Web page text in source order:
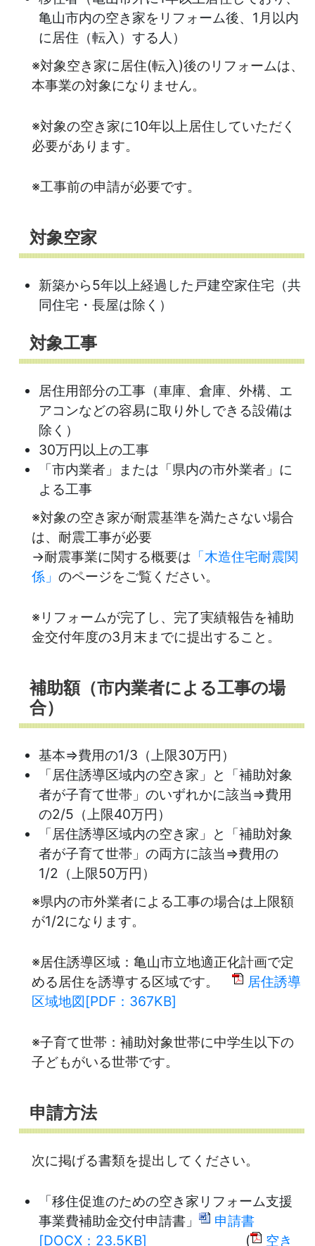
亀山市内の空き家をリフォーム後、1月以内
に居住（転入）する人）
※対象空き家に居住(転入)後のリフォームは、
本事業の対象になりません。
※対象の空き家に10年以上居住していただく
必要があります。
※工事前の申請が必要です。
対象空家
新築から5年以上経過した戸建空家住宅（共
同住宅・長屋は除く）
対象工事
居住用部分の工事（車庫、倉庫、外構、エ
アコンなどの容易に取り外しできる設備は
除く）
30万円以上の工事
「市内業者」または「県内の市外業者」に
よる工事
※対象の空き家が耐震基準を満たさない場合
は、耐震工事が必要
→耐震事業に関する概要は 「木造住宅耐震関
係」 のページをご覧ください。
※リフォームが完了し、完了実績報告を補助
金交付年度の3月末までに提出すること。
補助額（市内業者による工事の場
合）
基本⇒費用の1/3（上限30万円）
「居住誘導区域内の空き家」と「補助対象
者が子育て世帯」のいずれかに該当⇒費用
の2/5（上限40万円）
「居住誘導区域内の空き家」と「補助対象
者が子育て世帯」の両方に該当⇒費用の
1/2（上限50万円）
※県内の市外業者による工事の場合は上限額
が1/2になります。
※居住誘導区域：亀山市立地適正化計画で定
める居住を誘導する区域です。
居住誘導
区域地図[PDF：367KB]
※子育て世帯：補助対象世帯に中学生以下の
子どもがいる世帯です。
申請方法
次に掲げる書類を提出してください。
「移住促進のための空き家リフォーム支援
事業費補助金交付申請書」
申請書
[DOCX：23.5KB] ( 空き